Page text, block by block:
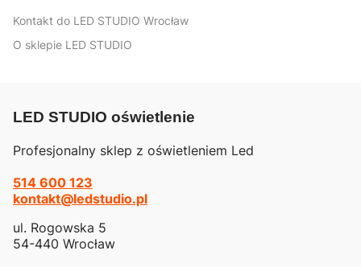
Kontakt do LED STUDIO Wrocław
O sklepie LED STUDIO
LED STUDIO oświetlenie
Profesjonalny sklep z oświetleniem Led
514 600 123
kontakt@ledstudio.pl
ul. Rogowska 5
54-440 Wrocław